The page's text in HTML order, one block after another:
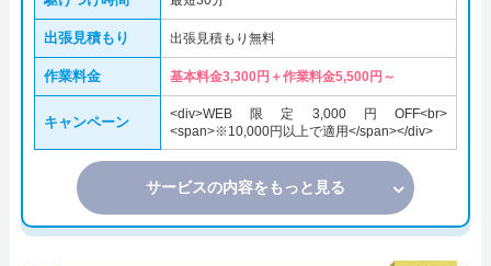
出張見積もり 出張見積もり無料
作業料金 基本料金3,300円＋作業料金5,500円～
キャンペーン
<div>WEB限定3,000円OFF<br>
<span>※10,000円以上で適用</span></div>
サービスの内容をもっと見る